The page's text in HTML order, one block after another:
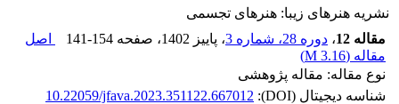
نشریه هنرهای زیبا: هنرهای تجسمی
مقاله 12
، دوره 28، شماره 3 ، پاییز 1402 ، صفحه 141-154
اصل
مقاله (3.16 M
)
نوع مقاله: مقاله پژوهشی
شناسه دیجیتال (DOI):
10.22059/jfava.2023.351122.667012